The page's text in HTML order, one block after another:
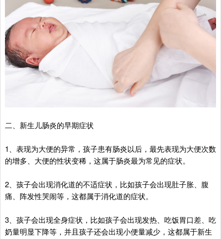
二、新生儿肠炎的早期症状
1、表现为大便的异常，孩子患有肠炎以后，最先表现为大便次数
的增多、大便的性状变稀，这属于肠炎最为常见的症状。
2、孩子会出现消化道的不适症状，比如孩子会出现肚子胀、腹
痛、阵发性哭闹等，这都属于消化道的症状。
3、孩子会出现全身症状，比如孩子会出现发热、吃饭胃口差、吃
奶量明显下降等，并且孩子还会出现小便量减少，这都属于新生